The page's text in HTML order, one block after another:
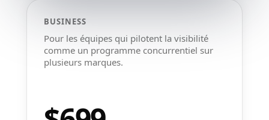
BUSINESS
Pour les équipes qui pilotent la visibilité
comme un programme concurrentiel sur
plusieurs marques.